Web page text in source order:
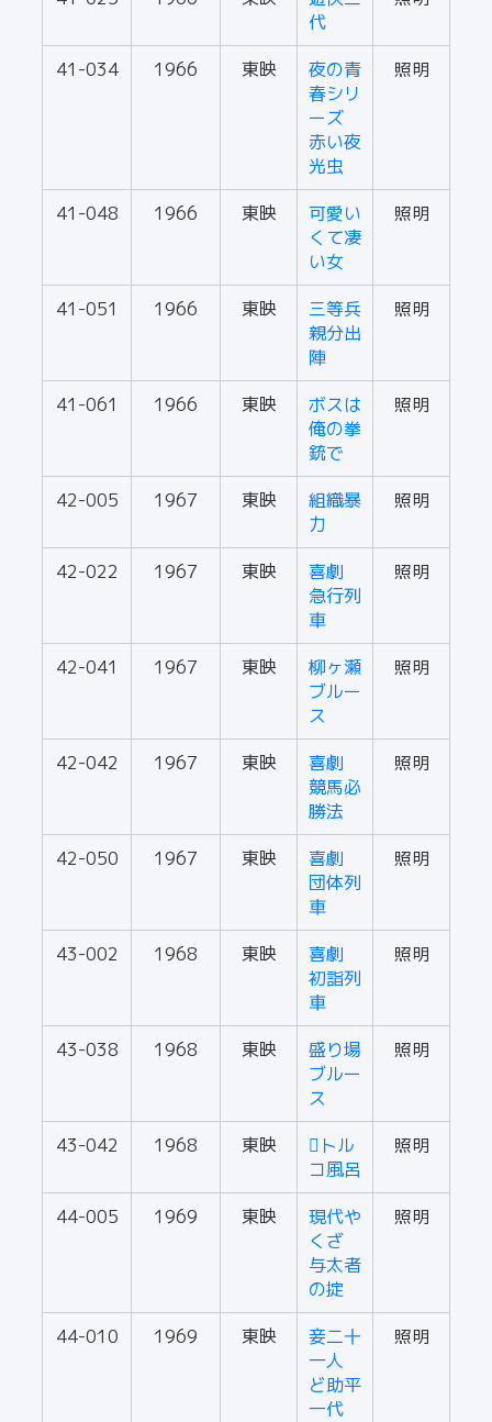
代
41-034 1966 東映
夜の青
春シリ
ーズ
赤い夜
光虫
照明
41-048 1966 東映
可愛い
くて凄
い女
照明
41-051 1966 東映
三等兵
親分出
陣
照明
41-061 1966 東映
ボスは
俺の拳
銃で
照明
42-005 1967 東映
組織暴
力
照明
42-022 1967 東映
喜劇
急行列
車
照明
42-041 1967 東映
柳ヶ瀬
ブルー
ス
照明
42-042 1967 東映
喜劇
競馬必
勝法
照明
42-050 1967 東映
喜劇
団体列
車
照明
43-002 1968 東映
喜劇
初詣列
車
照明
43-038 1968 東映
盛り場
ブルー
ス
照明
43-042 1968 東映
トル
コ風呂
照明
44-005 1969 東映
現代や
くざ
与太者
の掟
照明
44-010 1969 東映
妾二十
一人
ど助平
一代
照明